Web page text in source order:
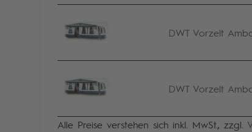
DWT Vorzelt
DWT Vorzelt
Alle Preise verstehen sich inkl. MwSt., zzgl.